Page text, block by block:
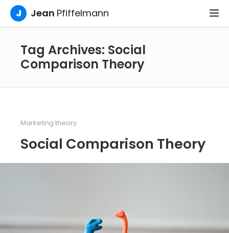
J Jean Pfiffelmann
Tag Archives: Social
Comparison Theory
Marketing theory
Social Comparison Theory